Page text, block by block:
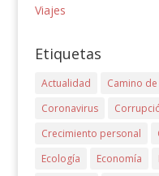
Viajes
Etiquetas
Actualidad Camino
Coronavirus
Crecimiento personal
Ecología
Economía